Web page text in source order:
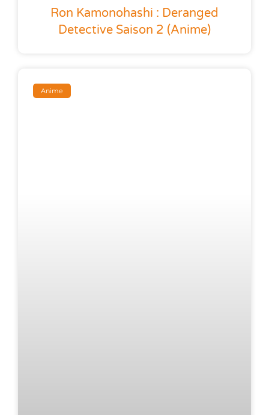
Ron Kamonohashi : Deranged
Detective Saison 2 (anime)
Anime